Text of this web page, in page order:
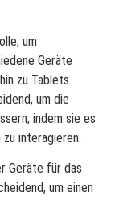
um
Geräte
zu Tablets.
um die
indem sie es
interagieren.
Geräte für das
um einen